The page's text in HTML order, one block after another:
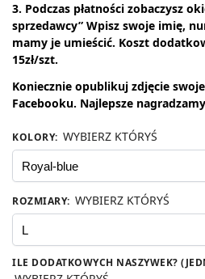
3. Podczas płatności zobaczysz
sprzedawcy” Wpisz swoje imię,
mamy je umieścić. Koszt
15zł/szt.
Koniecznie opublikuj zdjęcie
Facebooku. Najlepsze
KOLORY: WYBIERZ KTÓRYŚ
ROZMIARY: WYBIERZ KTÓRYŚ
ILE DODATKOWYCH NASZYWEK?